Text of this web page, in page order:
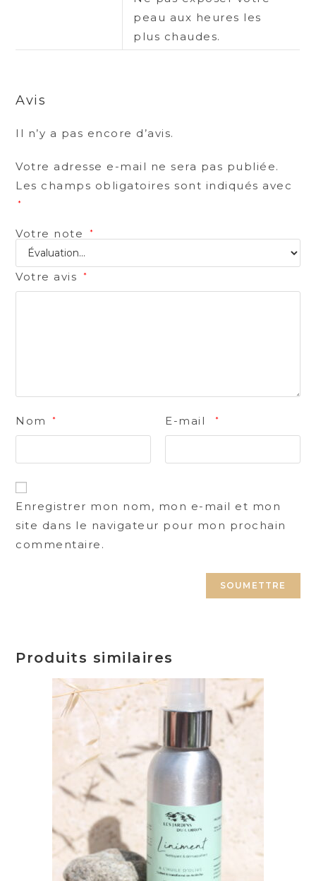
peau aux heures les
plus chaudes.
Avis
Il n’y a pas encore d’avis.
Votre adresse e-mail ne sera pas publiée.
Les champs obligatoires sont indiqués avec
*
Votre note *
Votre avis *
Nom * E-mail *
Enregistrer mon nom, mon e-mail et mon
site dans le navigateur pour mon prochain
commentaire.
Produits similaires